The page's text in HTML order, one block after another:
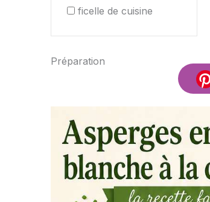
ficelle de cuisine
Préparation